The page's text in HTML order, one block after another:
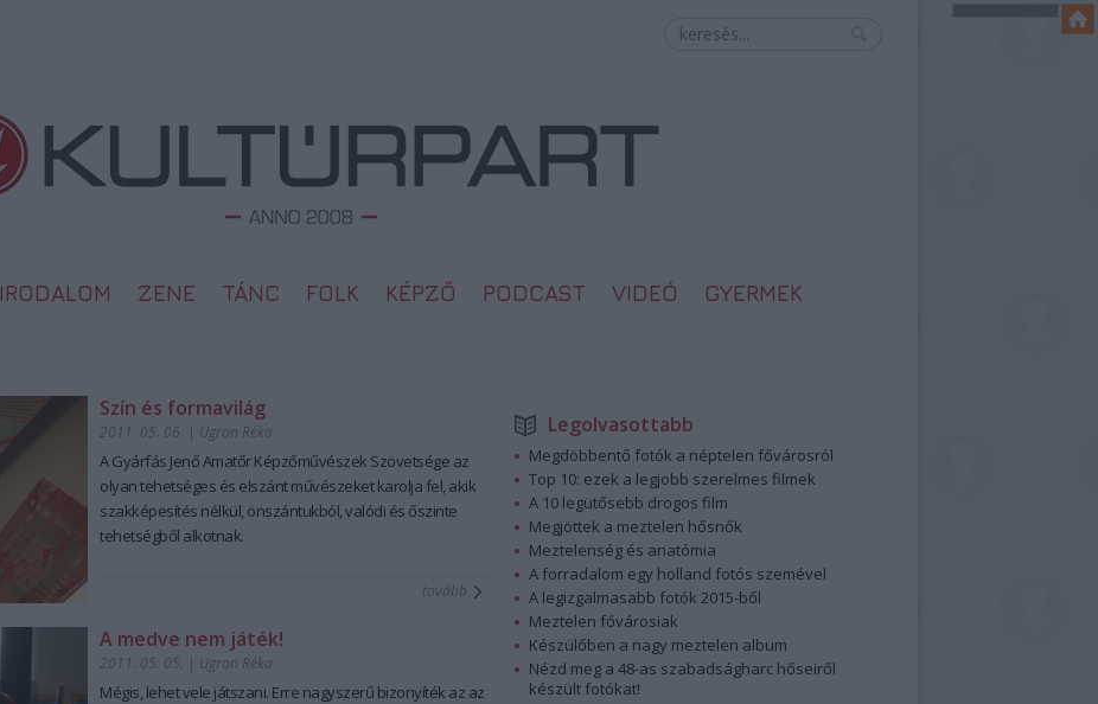
IRODALOM ZENE TÁNC FOLK KÉPZŐ PODCAST VIDEÓ GYERMEK
Szín és formavilág
2011. 05. 06. | Ugron Réka
A Gyárfás Jenő Amatőr Képzőművészek Szövetsége az
olyan tehetséges és elszánt művészeket karolja fel, akik
szakképesítés nélkül, önszántukból, valódi és őszinte
tehetségből alkotnak.
tovább
A medve nem játék!
2011. 05. 05. | Ugron Réka
Mégis, lehet vele játszani. Erre nagyszerű bizonyíték az az
Legolvasottabb
Megdöbbentő fotók a néptelen fővárosról
Top 10: ezek a legjobb szerelmes filmek
A 10 legütősebb drogos film
Megjöttek a meztelen hősnők
Meztelenség és anatómia
A forradalom egy holland fotós szemével
A legizgalmasabb fotók 2015-ből
Meztelen fővárosiak
Készülőben a nagy meztelen album
Nézd meg a 48-as szabadságharc hőseiről
készült fotókat!